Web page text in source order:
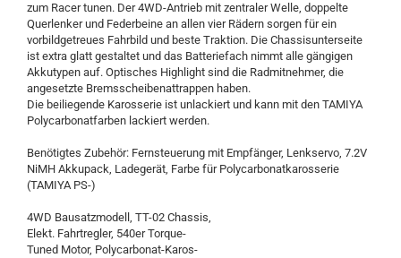
zum Racer tunen. Der 4WD-Antrieb mit zentraler Welle, doppelte
Querlenker und Federbeine an allen vier Rädern sorgen für ein
vorbildgetreues Fahrbild und beste Traktion. Die Chassisunterseite
ist extra glatt gestaltet und das Batteriefach nimmt alle gängigen
Akkutypen auf. Optisches Highlight sind die Radmitnehmer, die
angesetzte Bremsscheibenattrappen haben.
Die beiliegende Karosserie ist unlackiert und kann mit den TAMIYA
Polycarbonatfarben lackiert werden.
Benötigtes Zubehör: Fernsteuerung mit Empfänger, Lenkservo, 7.2V
NiMH Akkupack, Ladegerät, Farbe für Polycarbonatkarosserie
(TAMIYA PS-)
4WD Bausatzmodell, TT-02 Chassis,
Elekt. Fahrtregler, 540er Torque-
Tuned Motor, Polycarbonat-Karos-